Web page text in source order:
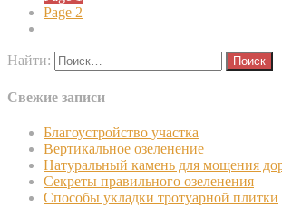
Page 2
Найти:
Свежие записи
Благоустройство участка
Вертикальное озеленение
Натуральный камень для мощения
Секреты правильного озеленения
Способы укладки тротуарной плитки